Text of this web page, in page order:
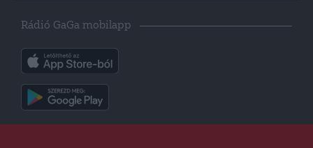
Rádió GaGa mobilapp